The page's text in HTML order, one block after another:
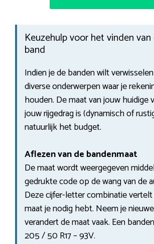
Keuzehulp voor het vinden
band
Indien je de banden wilt
diverse onderwerpen waar je
houden. De maat van jouw huidige
jouw rijgedrag is (dynamisch of
natuurlijk het budget.
Aflezen van de bandenmaat
De maat wordt weergegeven
gedrukte code op de wang van de
Deze cijfer-letter combinatie
maat je nodig hebt. Neem je
verandert de maat vaak. Een
205 / 50 R17 – 93V.